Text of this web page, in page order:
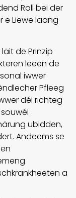
Roll bei der
e Liewe laang
de Prinzip
leeën de
iwwer
Pfleeg
déi richteg
ubidden,
Andeems se
a